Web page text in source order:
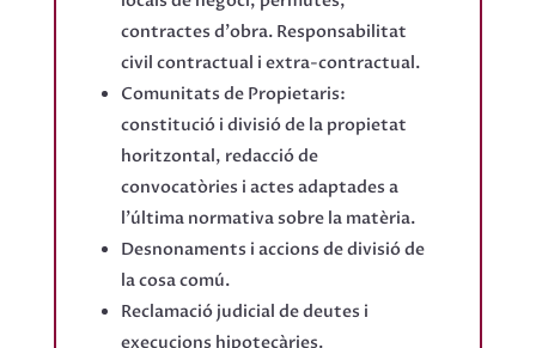
contractes d'obra. Responsabilitat
civil contractual i extra-contractual.
Comunitats de Propietaris:
constitució i divisió de la propietat
horitzontal, redacció de
convocatòries i actes adaptades a
l'última normativa sobre la matèria.
Desnonaments i accions de divisió de
la cosa comú.
Reclamació judicial de deutes i
execucions hipotecàries.